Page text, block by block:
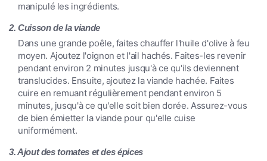
manipulé les ingrédients.
2. Cuisson de la viande
Dans une grande poêle, faites chauffer l'huile d'olive à feu
moyen. Ajoutez l'oignon et l'ail hachés. Faites-les revenir
pendant environ 2 minutes jusqu'à ce qu'ils deviennent
translucides. Ensuite, ajoutez la viande hachée. Faites
cuire en remuant régulièrement pendant environ 5
minutes, jusqu'à ce qu'elle soit bien dorée. Assurez-vous
de bien émietter la viande pour qu'elle cuise
uniformément.
3. Ajout des tomates et des épices